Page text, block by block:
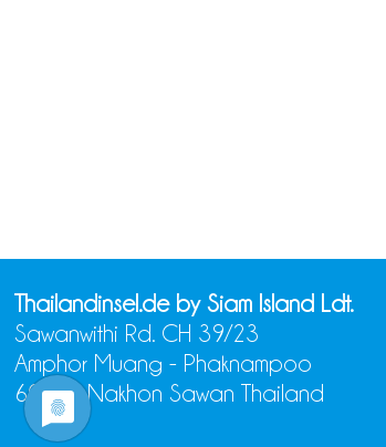
Thailandinsel.de by Siam Island Ldt.
Sawanwithi Rd. CH 39/23
Amphor Muang - Phaknampoo
60000 Nakhon Sawan Thailand